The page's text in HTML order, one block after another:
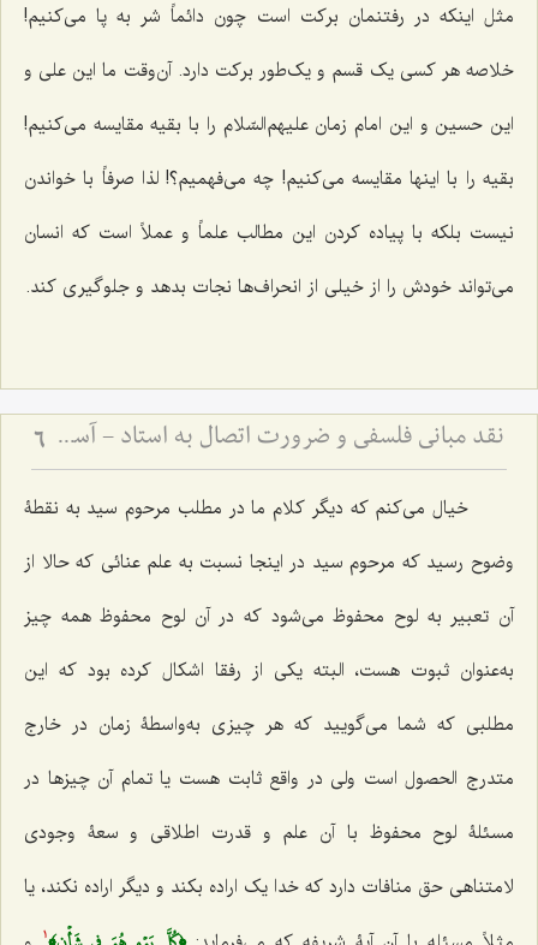
مثل اینکه در رفتنمان برکت است چون دائماً شر به پا مى‌کنیم!
خلاصه هر کسی یک قسم و یک‌طور برکت دارد. آن‌وقت ما این على و
این حسین و این امام زمان علیهم‌السّلام را با بقیه مقایسه مى‌کنیم!
بقیه را با اینها مقایسه می‌کنیم! چه مى‌فهمیم؟! لذا صرفاً با خواندن
نیست بلکه با پیاده کردن این مطالب‌ علماً و عملاً است که انسان
مى‌تواند خودش را از خیلى از انحراف‌ها نجات بدهد و جلوگیرى کند.
نقد مبانی فلسفی و ضرورت اتصال به استاد - آسیب‌شناسی دروس خشک و لزوم پیوند علم با عمل 6
خیال مى‌کنم که دیگر کلام ما در مطلب مرحوم سید به نقطۀ
وضوح رسید که مرحوم سید در اینجا نسبت به علم عنائى که حالا از
آن تعبیر به لوح محفوظ مى‌شود که در آن لوح محفوظ همه چیز
به‌عنوان ثبوت هست، البته یکى از رفقا اشکال کرده بود که این
مطلبى که شما مى‌گویید که هر چیزی به‌واسطۀ زمان در خارج
متدرج الحصول است ولى در واقع ثابت هست یا تمام آن چیزها در
مسئلۀ لوح محفوظ با آن علم و قدرت اطلاقی و سعۀ وجودى
لامتناهى حق منافات دارد که خدا یک اراده بکند و دیگر اراده نکند، یا
1